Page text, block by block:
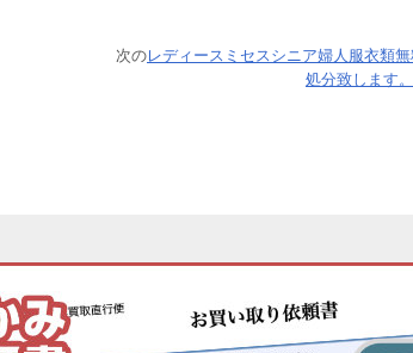
次のレディースミセスシニア婦人服衣類
処分致します。